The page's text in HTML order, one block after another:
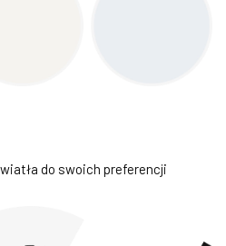
do swoich preferencji